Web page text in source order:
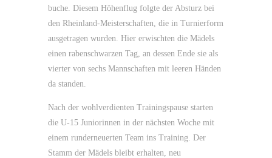
buche. Diesem Höhenflug folgte der Absturz bei
den Rheinland-Meisterschaften, die in Turnierform
ausgetragen wurden. Hier erwischten die Mädels
einen rabenschwarzen Tag, an dessen Ende sie als
vierter von sechs Mannschaften mit leeren Händen
da standen.
Nach der wohlverdienten Trainingspause starten
die U-15 Juniorinnen in der nächsten Woche mit
einem runderneuerten Team ins Training. Der
Stamm der Mädels bleibt erhalten, neu